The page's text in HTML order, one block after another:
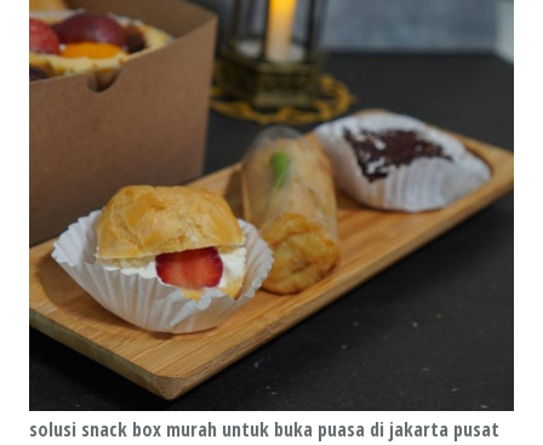
solusi snack box murah untuk buka puasa di jakarta pusat